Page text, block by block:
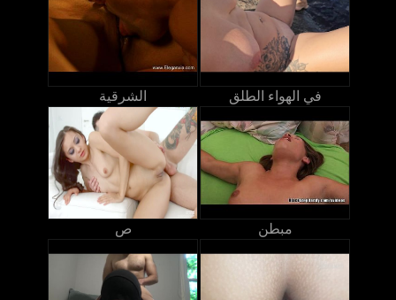
الشرقية في الهواء الطلق
ص مبطن